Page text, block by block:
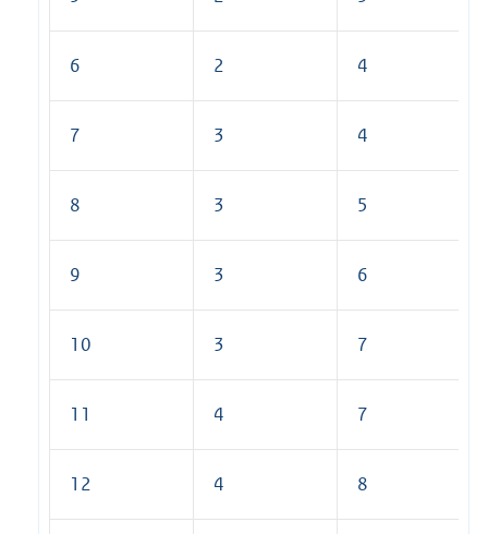
6 2 4
7 3 4
8 3 5
9 3 6
10 3 7
11 4 7
12 4 8